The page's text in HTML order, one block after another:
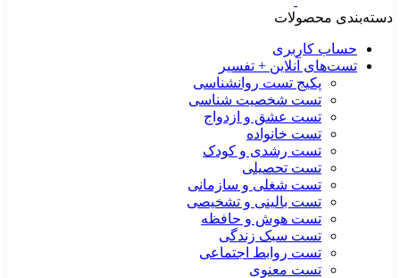
دسته‌بندی محصولات
حساب کاربری
تست‌های آنلاین + تفسیر
پکیج تست روانشناسی
تست شخصیت شناسی
تست عشق و ازدواج
تست خانواده
تست رشدی و کودک
تست تحصیلی
تست شغلی و سازمانی
تست بالینی و تشخیصی
تست هوش و حافظه
تست سبک زندگی
تست روابط اجتماعی
تست معنوی